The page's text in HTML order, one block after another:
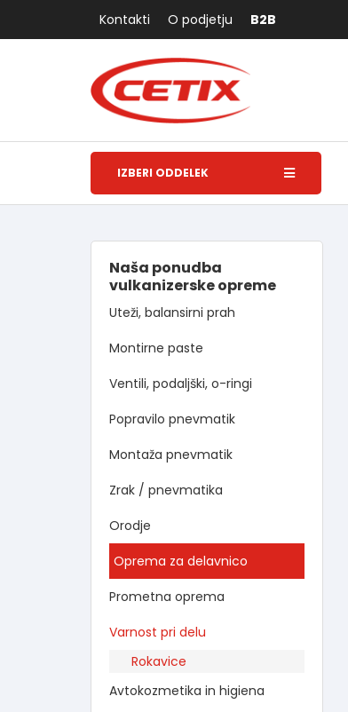
Kontakti O podjetju B2B
IZBERI ODDELEK
Naša ponudba
vulkanizerske opreme
Uteži, balansirni prah
Montirne paste
Ventili, podaljški, o-ringi
Popravilo pnevmatik
Montaža pnevmatik
Zrak / pnevmatika
Orodje
Oprema za delavnico
Prometna oprema
Varnost pri delu
Rokavice
Avtokozmetika in higiena